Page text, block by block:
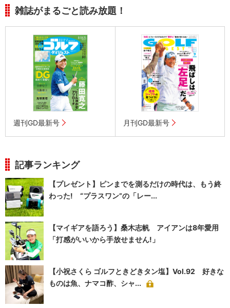
雑誌がまるごと読み放題！
週刊GD最新号 月刊GD最新号
記事ランキング
【プレゼント】ピンまでを測るだけの時代は、もう終
わった! “プラスワン”の「レー...
【マイギアを語ろう】桑木志帆 アイアンは8年愛用
「打感がいいから手放せません!」
【小祝さくら ゴルフときどきタン塩】Vol.92 好きな
ものは魚、ナマコ酢、シャ...